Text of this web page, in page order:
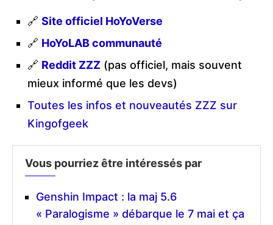
🔗 Site officiel HoYoVerse
🔗 HoYoLAB communauté
🔗 Reddit ZZZ (pas officiel, mais souvent
mieux informé que les devs)
Toutes les infos et nouveautés ZZZ sur
Kingofgeek
Vous pourriez être intéressés par
Genshin Impact : la maj 5.6
« Paralogisme » débarque le 7 mai et ça